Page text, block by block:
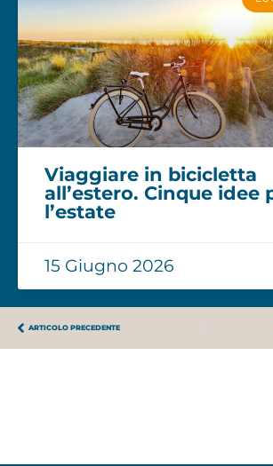
Viaggiare in bicicletta
all’estero. Cinque idee
l’estate
15 Giugno 2026
ARTICOLO PRECEDENTE